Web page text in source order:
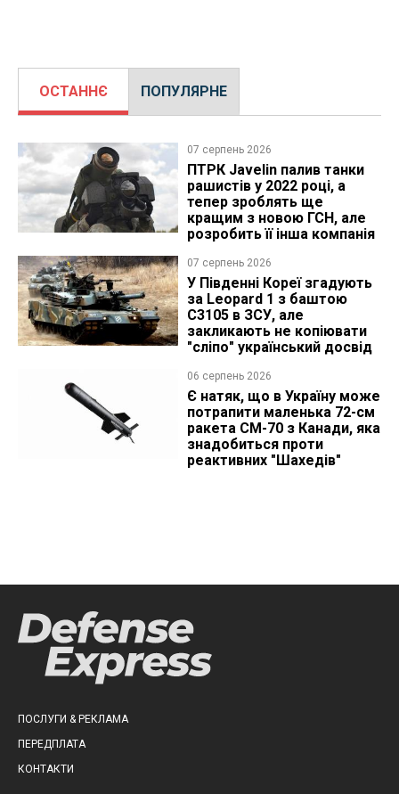
ОСТАННЄ ПОПУЛЯРНЕ
07 серпень 2026
ПТРК Javelin палив танки
рашистів у 2022 році, а
тепер зроблять ще
кращим з новою ГСН, але
розробить її інша компанія
07 серпень 2026
У Південні Кореї згадують
за Leopard 1 з баштою
C3105 в ЗСУ, але
закликають не копіювати
"сліпо" український досвід
06 серпень 2026
Є натяк, що в Україну може
потрапити маленька 72-см
ракета CM-70 з Канади, яка
знадобиться проти
реактивних "Шахедів"
ПОСЛУГИ & РЕКЛАМА
ПЕРЕДПЛАТА
КОНТАКТИ